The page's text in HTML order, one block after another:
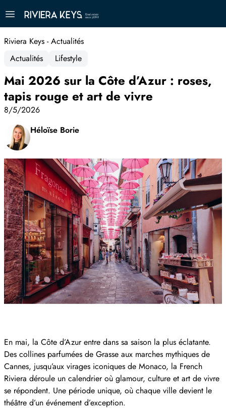
Riviera Keys - Actualités
Actualités
Lifestyle
Mai 2026 sur la Côte d’Azur : roses,
tapis rouge et art de vivre
8/5/2026
Héloïse Borie
En mai, la Côte d’Azur entre dans sa saison la plus éclatante.
Des collines parfumées de Grasse aux marches mythiques de
Cannes, jusqu’aux virages iconiques de Monaco, la French
Riviera déroule un calendrier où glamour, culture et art de vivre
se répondent. Une période unique, où chaque ville devient le
théâtre d’un événement d’exception.